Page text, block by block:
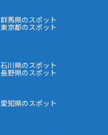
群馬県のスポット
東京都のスポット
石川県のスポット
長野県のスポット
愛知県のスポット